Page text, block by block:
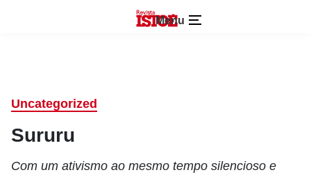
Menu
Uncategorized
Sururu
Com um ativismo ao mesmo tempo silencioso e